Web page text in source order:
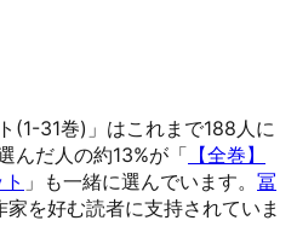
(1-31巻)」はこれまで188人に
んだ人の約13%が「 【全巻】
」も一緒に選んでいます。 冨
家を好む読者に支持されていま